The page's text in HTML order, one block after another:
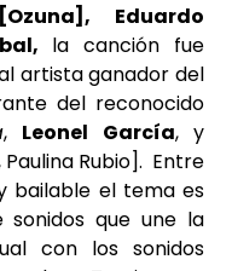
Eduardo
la canción fue
artista ganador del
del reconocido
, Leonel García, y
Paulina Rubio]. Entre
bailable el tema es
sonidos que une la
con los sonidos